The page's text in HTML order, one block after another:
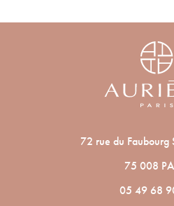
Supprimer le
Voulez-vous vraiment supprimer
72 rue du Faubourg
75 008
05 49 68
bénéficier de nos
vous à notre
JE
En renseignant votre adresse e-mail,